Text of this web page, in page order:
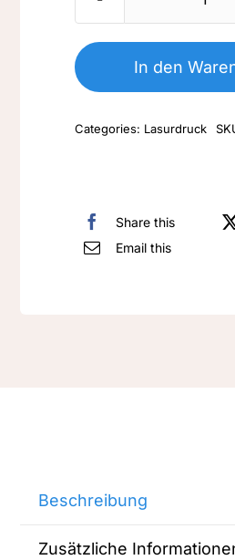
Nr.
075-
10-
In den
Categories: Lasurdruck
Share this
Email this
Beschreibung
Zusätzliche